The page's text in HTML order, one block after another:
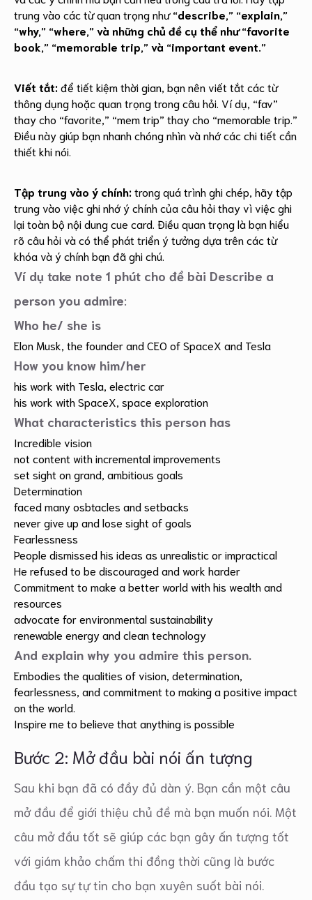
trung vào các từ quan trọng như“describe,” “explain,”
“why,” “where,” và những chủ đề cụ thể như “favorite
book,” “memorable trip,” và “important event.”
Viết tắt:để tiết kiệm thời gian, bạn nên viết tắt các từ
thông dụng hoặc quan trọng trong câu hỏi. Ví dụ, “fav”
thay cho “favorite,” “mem trip” thay cho “memorable trip.”
Điều này giúp bạn nhanh chóng nhìn và nhớ các chi tiết cần
thiết khi nói.
Tập trung vào ý chính:trong quá trình ghi chép, hãy tập
trung vào việc ghi nhớ ý chính của câu hỏi thay vì việc ghi
lại toàn bộ nội dung cue card. Điều quan trọng là bạn hiểu
rõ câu hỏi và có thể phát triển ý tưởng dựa trên các từ
khóa và ý chính bạn đã ghi chú.
Ví dụ take note 1 phút cho đề bài Describe a
person you admire:
Who he/ she is
Elon Musk, the founder and CEO of SpaceX and Tesla
How you know him/her
his work with Tesla, electric car
his work with SpaceX, space exploration
What characteristics this person has
Incredible vision
not content with incremental improvements
set sight on grand, ambitious goals
Determination
faced many osbtacles and setbacks
never give up and lose sight of goals
Fearlessness
People dismissed his ideas as unrealistic or impractical
He refused to be discouraged and work harder
Commitment to make a better world with his wealth and
resources
advocate for environmental sustainability
renewable energy and clean technology
And explain why you admire this person.
Embodies the qualities of vision, determination,
fearlessness, and commitment to making a positive impact
on the world.
Inspire me to believe that anything is possible
Bước 2: Mở đầu bài nói ấn tượng
Sau khi bạn đã có đầy đủ dàn ý. Bạn cần một câu
mở đầu để giới thiệu chủ đề mà bạn muốn nói. Một
câu mở đầu tốt sẽ giúp các bạn gây ấn tượng tốt
với giám khảo chấm thi đồng thời cũng là bước
đầu tạo sự tự tin cho bạn xuyên suốt bài nói.